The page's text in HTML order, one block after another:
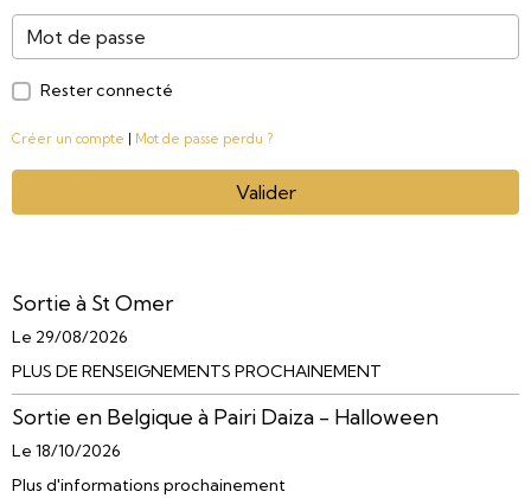
Rester connecté
Créer un compte Mot de passe perdu ?
Valider
Sortie à St Omer
Le 29/08/2026
PLUS DE RENSEIGNEMENTS PROCHAINEMENT
Sortie en Belgique à Pairi Daiza - Halloween
Le 18/10/2026
Plus d'informations prochainement